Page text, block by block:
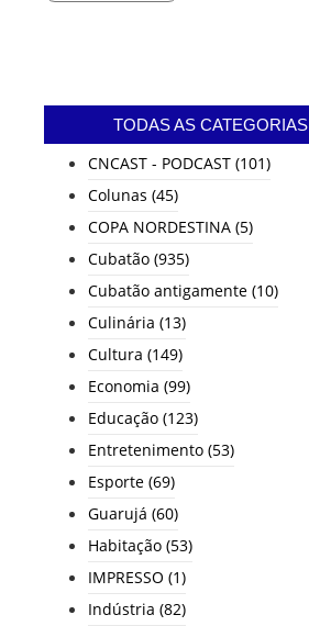
TODAS AS CATEGORIAS
CNCAST - PODCAST (101)
Colunas (45)
COPA NORDESTINA (5)
Cubatão (935)
Cubatão antigamente (10)
Culinária (13)
Cultura (149)
Economia (99)
Educação (123)
Entretenimento (53)
Esporte (69)
Guarujá (60)
Habitação (53)
IMPRESSO (1)
Indústria (82)